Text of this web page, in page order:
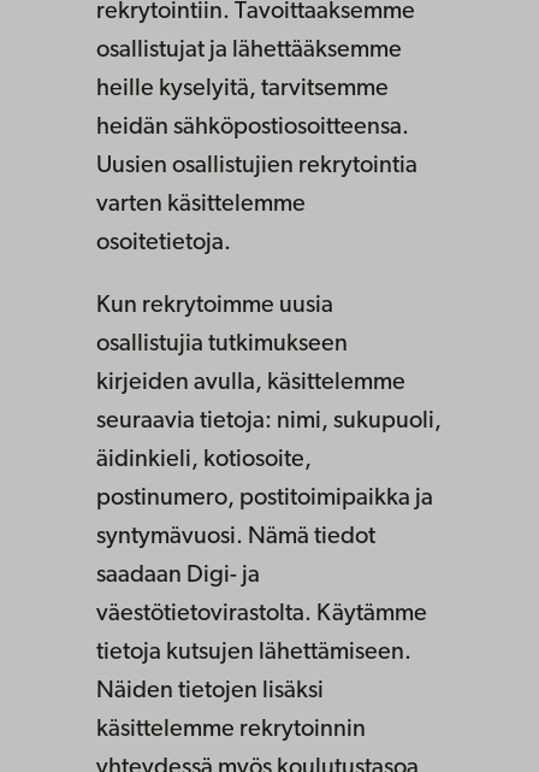
rekrytointiin. Tavoittaaksemme
osallistujat ja lähettääksemme
heille kyselyitä, tarvitsemme
heidän sähköpostiosoitteensa.
Uusien osallistujien rekrytointia
varten käsittelemme
osoitetietoja.
Kun rekrytoimme uusia
osallistujia tutkimukseen
kirjeiden avulla, käsittelemme
seuraavia tietoja: nimi, sukupuoli,
äidinkieli, kotiosoite,
postinumero, postitoimipaikka ja
syntymävuosi. Nämä tiedot
saadaan Digi- ja
väestötietovirastolta. Käytämme
tietoja kutsujen lähettämiseen.
Näiden tietojen lisäksi
käsittelemme rekrytoinnin